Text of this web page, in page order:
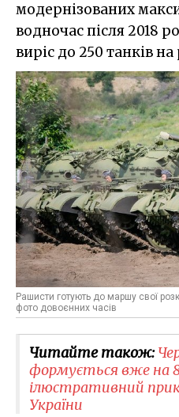
модернізованих
водночас після 2018
виріс до 250 танків на
Рашисти готують до маршу свої
фото довоєнних часів
Читайте також:
формується вже на 8
ілюстративний
України